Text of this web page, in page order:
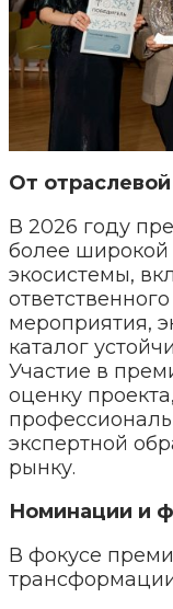
От
В 2026 году
более
экосистемы,
мероприятия,
каталог
Участие в
оценку
экспертной
рынку.
Номинации и
В фокусе